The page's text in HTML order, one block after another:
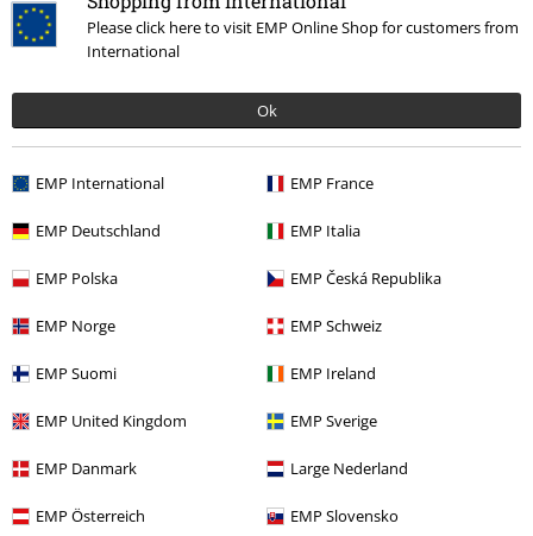
Please click here to visit EMP Online Shop for customers from
International
Ok
EMP International EMP France
EMP Deutschland EMP Italia
EMP Polska EMP Česká Republika
EMP Norge EMP Schweiz
EMP Suomi EMP Ireland
EMP United Kingdom EMP Sverige
EMP Danmark Large Nederland
EMP Österreich EMP Slovensko
Promos % Médias Vinyl
E-Mail Newsletter
Profitez d'une remise de 15 % en vous
J’accepte de recevoir la newsletter d’EMP et que mes données
régulièrement des infos sur ses produits. Mes données seront traitées
accord à tout moment en contactant EMP Mail Order UK Ltd.